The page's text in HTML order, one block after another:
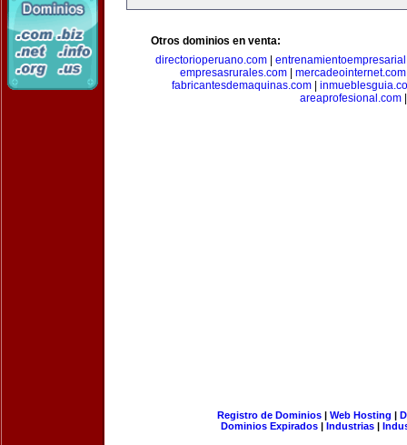
Otros dominios en venta:
directorioperuano.com|
empresasrurales.com
mercadeointernet.com
fabricantesdemaquinas.com|
areaprofesional.com
Registro de Dominios| Web Hosting |
Dominios Expirados | Industrias |